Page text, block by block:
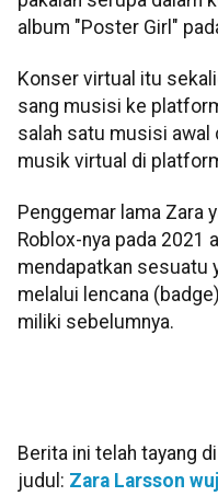
album "Poster Girl"
Konser virtual itu
sang musisi ke
salah satu musisi awal
musik virtual di
Penggemar lama Zara
Roblox-nya pada 2021
mendapatkan sesuatu
melalui lencana
miliki sebelumnya.
Berita ini telah tayang
judul: Zara Larsson